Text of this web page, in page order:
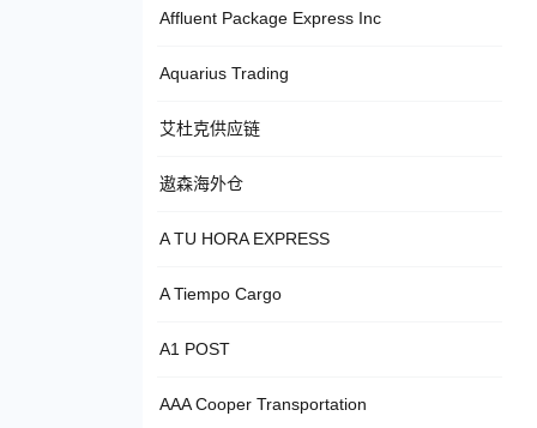
Affluent Package Express Inc
Aquarius Trading
艾杜克供应链
遨森海外仓
A TU HORA EXPRESS
A Tiempo Cargo
A1 POST
AAA Cooper Transportation